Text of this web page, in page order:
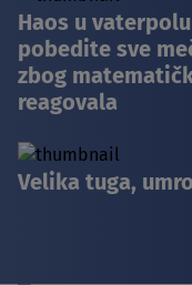
Haos u
pobedite sve
zbog
reagovala
Velika tuga,